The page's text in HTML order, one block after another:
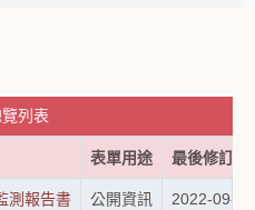
列表
表單用途 最後修訂日
測報告書 公開資訊 2022-09-06